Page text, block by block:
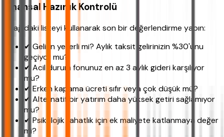
Finansal Hazırlık Kontrolü
Aşağıdaki listeyi kullanarak son bir değerlendirme yapın:
✔ Gelirin yeterli mi? Aylık taksit gelirinizin %30'unu
geçiyor mu?
✔ Acil durum fonunuz en az 3 aylık gideri karşılıyor
mu?
✔ Erken kapama ücreti sıfır veya çok düşük mü?
✔ Alternatif bir yatırım daha yüksek getiri sağlamıyor
mu?
✔ Psikolojik rahatlık için ek maliyete katlanmaya değer
mi?